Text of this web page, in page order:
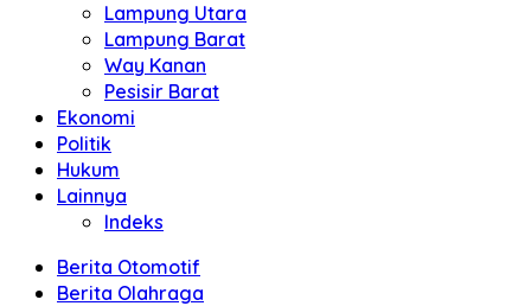
Lampung Utara
Lampung Barat
Way Kanan
Pesisir Barat
Ekonomi
Politik
Hukum
Lainnya
Indeks
Berita Otomotif
Berita Olahraga